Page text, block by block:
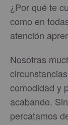
¿Por qué te
como en
atención
Nosotras
comodidad y
acabando.
percatamos